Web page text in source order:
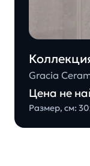
Gracia
Цена не
Размер, см: